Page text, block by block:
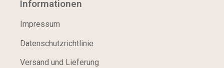
Informationen
Impressum
Datenschutzrichtlinie
Versand und Lieferung